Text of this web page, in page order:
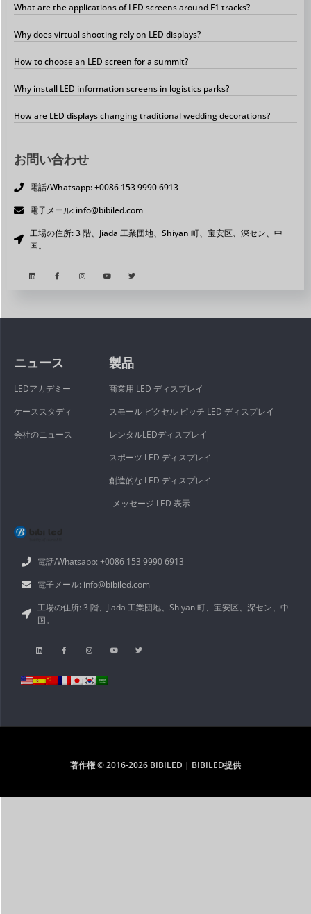
What are the applications of LED screens around F1 tracks?
Why does virtual shooting rely on LED displays?
How to choose an LED screen for a summit?
Why install LED information screens in logistics parks?
How are LED displays changing traditional wedding decorations?
お問い合わせ
電話/Whatsapp: +0086 153 9990 6913
電子メール: info@bibiled.com
工場の住所: 3 階、Jiada 工業団地、Shiyan 町、宝安区、深セン、中
国。
電話/Whatsapp: +0086 153 9990 6913
電子メール: info@bibiled.com
工場の住所: 3 階、Jiada 工業団地、Shiyan 町、宝安区、深セン、中
国。
製品
商業用 LED ディスプレイ
スモール ピクセル ピッチ LED ディスプレイ
レンタルLEDディスプレイ
スポーツ LED ディスプレイ
創造的な LED ディスプレイ
メッセージ LED 表示
ニュース
LEDアカデミー
ケーススタディ
会社のニュース
著作権 © 2016-2026 BIBILED | BIBILED提供